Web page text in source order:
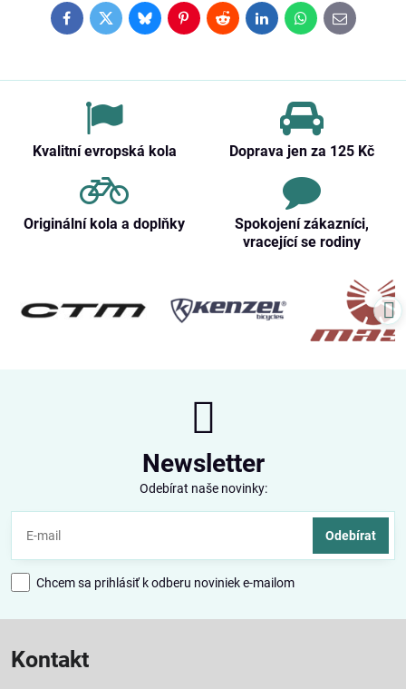
FacebookTwitterBlueskyPinterestRedditLinkedInWhatsApp
E-
mail
Kvalitní evropská kola Doprava jen za 125 Kč
Originální kola a doplňky
Spokojení zákazníci,
vracející se rodiny
Newsletter
Odebírat naše novinky:
Odebírat
Chcem sa prihlásiť k odberu noviniek e-mailom
Kontakt